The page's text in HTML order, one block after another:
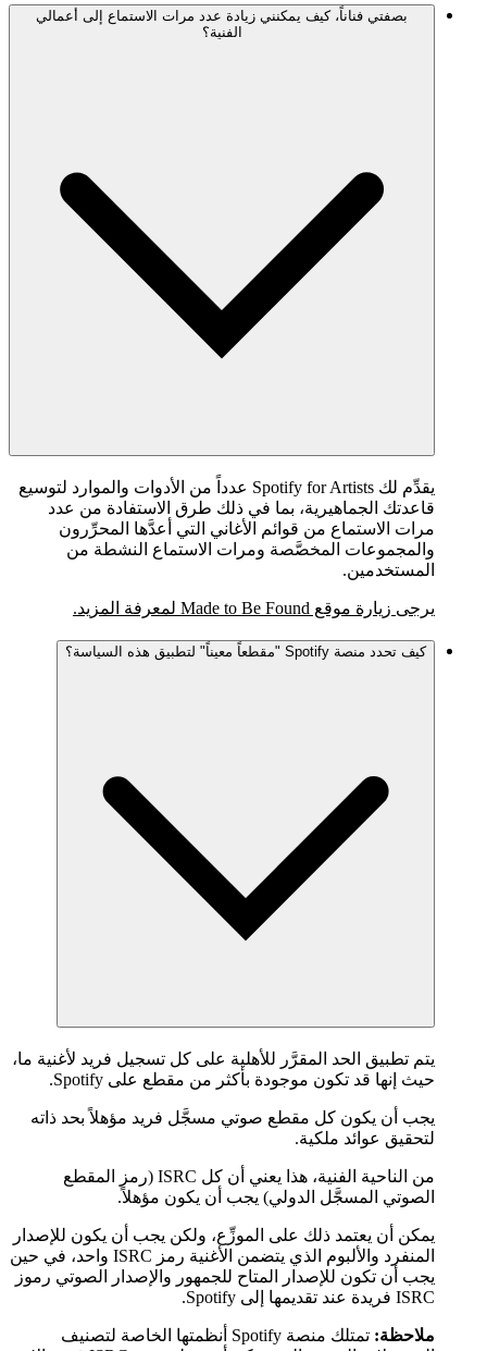
بصفتي فناناً، كيف يمكنني زيادة عدد مرات الاستماع إلى أعمالي
الفنية؟
يقدِّم لك Spotify for Artists عدداً من الأدوات والموارد لتوسيع
قاعدتك الجماهيرية، بما في ذلك طرق الاستفادة من عدد
مرات الاستماع من قوائم الأغاني التي أعدَّها المحرِّرون
والمجموعات المخصَّصة ومرات الاستماع النشطة من
المستخدمين.
يرجى زيارة موقع Made to Be Found لمعرفة المزيد.
كيف تحدد منصة Spotify "مقطعاً معيناً" لتطبيق هذه السياسة؟
يتم تطبيق الحد المقرَّر للأهلية على كل تسجيل فريد لأغنية ما،
حيث إنها قد تكون موجودة بأكثر من مقطع على Spotify.
يجب أن يكون كل مقطع صوتي مسجَّل فريد مؤهلاً بحد ذاته
لتحقيق عوائد ملكية.
من الناحية الفنية، هذا يعني أن كل ISRC (رمز المقطع
الصوتي المسجَّل الدولي) يجب أن يكون مؤهلاً.
يمكن أن يعتمد ذلك على الموزِّع، ولكن يجب أن يكون للإصدار
المنفرد والألبوم الذي يتضمن الأغنية رمز ISRC واحد، في حين
يجب أن تكون للإصدار المتاح للجمهور والإصدار الصوتي رموز
ISRC فريدة عند تقديمها إلى Spotify.
ملاحظة:
تمتلك منصة Spotify أنظمتها الخاصة لتصنيف